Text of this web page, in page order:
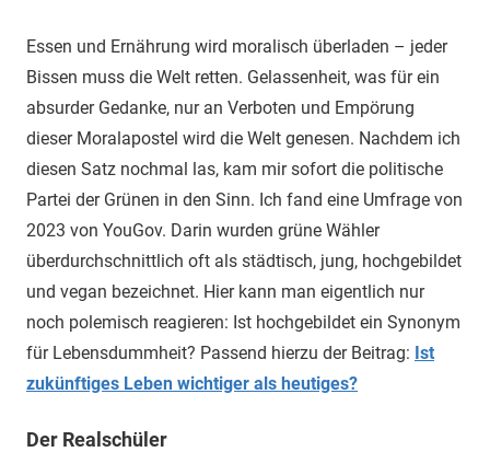
Essen und Ernährung wird moralisch überladen – jeder
Bissen muss die Welt retten. Gelassenheit, was für ein
absurder Gedanke, nur an Verboten und Empörung
dieser Moralapostel wird die Welt genesen. Nachdem ich
diesen Satz nochmal las, kam mir sofort die politische
Partei der Grünen in den Sinn. Ich fand eine Umfrage von
2023 von YouGov. Darin wurden grüne Wähler
überdurchschnittlich oft als städtisch, jung, hochgebildet
und vegan bezeichnet. Hier kann man eigentlich nur
noch polemisch reagieren: Ist hochgebildet ein Synonym
für Lebensdummheit? Passend hierzu der Beitrag: Ist
zukünftiges Leben wichtiger als heutiges?
Der Realschüler